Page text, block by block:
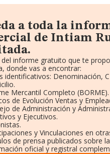
a toda la
de Intiam
del informe gratuito que te
donde vas a encontrar:
identificativos: Denominación,
Mercantil Completo (BORME).
de Evolución Ventas y
de Administración y
y Ejecutivos.
y Vinculaciones en
de prensa publicados sobre
oficial y registral